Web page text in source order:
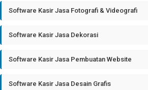
Software Kasir Jasa Fotografi & Videografi
Software Kasir Jasa Dekorasi
Software Kasir Jasa Pembuatan Website
Software Kasir Jasa Desain Grafis